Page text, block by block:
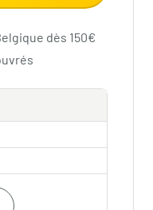
dès 150€